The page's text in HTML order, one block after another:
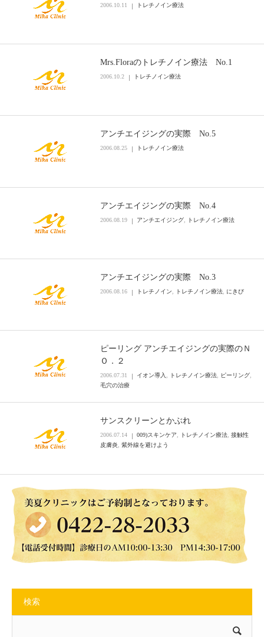
2006.10.11 トレチノイン療法
Mrs.Floraのトレチノイン療法 No.1
2006.10.2 トレチノイン療法
アンチエイジングの実際 No.5
2006.08.25 トレチノイン療法
アンチエイジングの実際 No.4
2006.08.19 アンチエイジング トレチノイン療法
アンチエイジングの実際 No.3
2006.08.16 トレチノイン トレチノイン療法 にきび
ピーリング アンチエイジングの実際のＮ
Ｏ．２
2006.07.31 イオン導入, トレチノイン療法, ピーリング,
毛穴の治療
サンスクリーンとかぶれ
2006.07.14 009)スキンケア, トレチノイン療法, 接触性
皮膚炎, 紫外線を避けよう
検索